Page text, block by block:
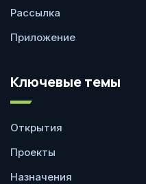
Рассылка
Приложение
Ключевые темы
Открытия
Проекты
Назначения